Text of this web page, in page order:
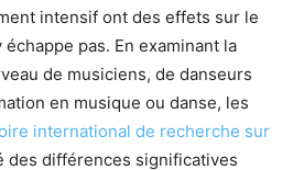
intensif ont des effets sur le
pas. En examinant la
de musiciens, de danseurs
en musique ou danse, les
international de recherche sur
des différences significatives